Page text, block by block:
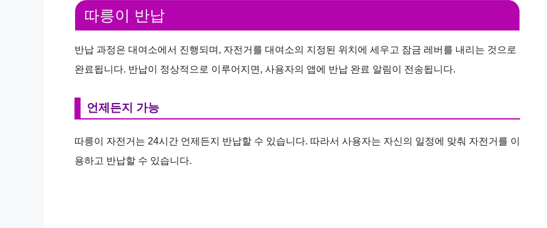
따릉이 반납
반납 과정은 대여소에서 진행되며, 자전거를 대여소의 지정된 위치에 세우고 잠금 레버를 내리는 것으로
완료됩니다. 반납이 정상적으로 이루어지면, 사용자의 앱에 반납 완료 알림이 전송됩니다.
언제든지 가능
따릉이 자전거는 24시간 언제든지 반납할 수 있습니다. 따라서 사용자는 자신의 일정에 맞춰 자전거를 이
용하고 반납할 수 있습니다.